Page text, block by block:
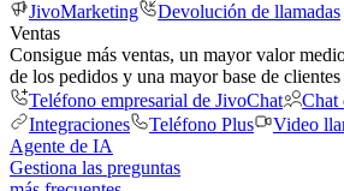
JivoMarketing
Devolución de llamadas
Ventas
Consigue más ventas, un mayor valor
de los pedidos y una mayor base de clientes
Teléfono empresarial de JivoChat
Chat
Integraciones
Teléfono Plus Video
Agente de IA
Gestiona las preguntas